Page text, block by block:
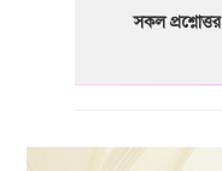
সকল প্রশ্নোত্তর